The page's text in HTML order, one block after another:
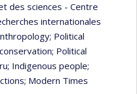
des sciences - Centre
internationales
; Political
; Political
; Indigenous people;
; Modern Times